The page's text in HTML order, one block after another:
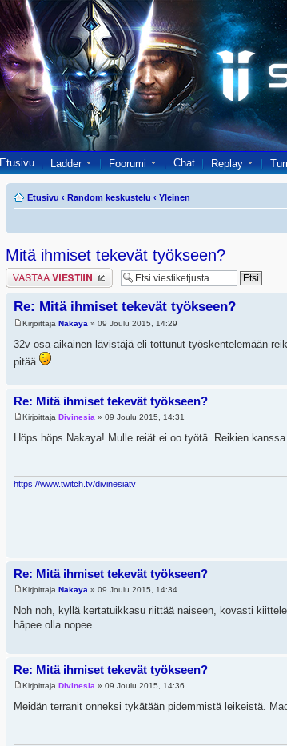
Etusivu Ladder Foorumi Chat Replay
Etusivu ‹ Random keskustelu ‹ Yleinen
Mitä ihmiset tekevät työkseen?
Lähetä vastaus
Re: Mitä ihmiset tekevät työkseen?
Kirjoittaja Nakaya » 09 Joulu 2015, 14:29
32v osa-aikainen lävistäjä eli tottunut työskentelemään
pitää
Re: Mitä ihmiset tekevät työkseen?
Kirjoittaja Divinesia » 09 Joulu 2015, 14:31
Höps höps Nakaya! Mulle reiät ei oo työtä. Reikien
https://www.twitch.tv/divinesiatv
Re: Mitä ihmiset tekevät työkseen?
Kirjoittaja Nakaya » 09 Joulu 2015, 14:34
Noh noh, kyllä kertatuikkasu riittää naiseen, kovasti
häpee olla nopee.
Re: Mitä ihmiset tekevät työkseen?
Kirjoittaja Divinesia » 09 Joulu 2015, 14:36
Meidän terranit onneksi tykätään pidemmistä leikeistä.